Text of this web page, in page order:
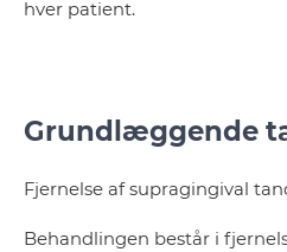
hver patient.
Grundlæggende
Fjernelse af supragingival
Behandlingen består i